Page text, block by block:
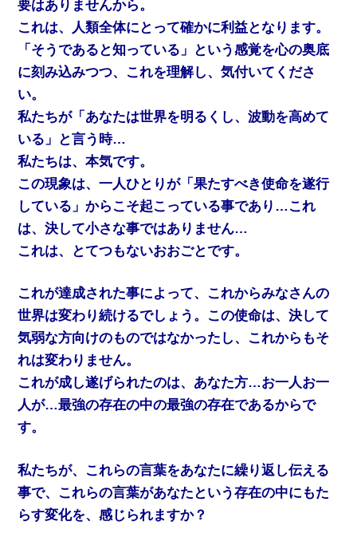
要はありませんから。
これは、人類全体にとって確かに利益となります。
「そうであると知っている」という感覚を心の奥底
に刻み込みつつ、これを理解し、気付いてくださ
い。
私たちが「あなたは世界を明るくし、波動を高めて
いる」と言う時…
私たちは、本気です。
この現象は、一人ひとりが「果たすべき使命を遂行
している」からこそ起こっている事であり…これ
は、決して小さな事ではありません…
これは、とてつもないおおごとです。
これが達成された事によって、これからみなさんの
世界は変わり続けるでしょう。この使命は、決して
気弱な方向けのものではなかったし、これからもそ
れは変わりません。
これが成し遂げられたのは、あなた方…お一人お一
人が…最強の存在の中の最強の存在であるからで
す。
私たちが、これらの言葉をあなたに繰り返し伝える
事で、これらの言葉があなたという存在の中にもた
らす変化を、感じられますか？